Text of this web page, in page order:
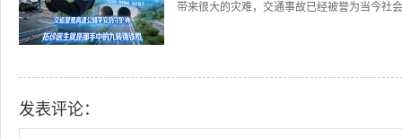
带来很大的灾难，交通事故已经被誉为当今社
发表评论：